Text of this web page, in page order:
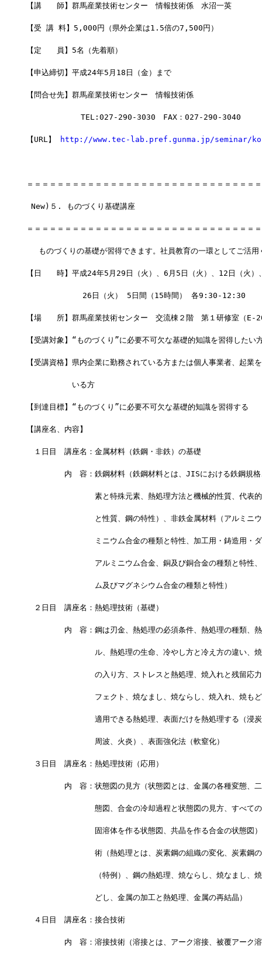
【講　　師】群馬産業技術センター　情報技術係　水沼一英
【受 講 料】5,000円（県外企業は1.5倍の7,500円）
【定　　員】5名（先着順）
【申込締切】平成24年5月18日（金）まで
【問合せ先】群馬産業技術センター　情報技術係
         　 TEL:027-290-3030　FAX：027-290-3040
【URL】 http://www.tec-lab.pref.gunma.jp/seminar/
＝＝＝＝＝＝＝＝＝＝＝＝＝＝＝＝＝＝＝＝＝＝＝＝＝＝＝＝＝＝
New)５. ものづくり基礎講座
＝＝＝＝＝＝＝＝＝＝＝＝＝＝＝＝＝＝＝＝＝＝＝＝＝＝＝＝＝＝
ものづくりの基礎が習得できます。社員教育の一環としてご活
【日　　時】平成24年5月29日（火）、6月5日（火）、12日（火）
            26日（火） 5日間（15時間） 各9:30-12:30
【場　　所】群馬産業技術センター　交流棟２階　第１研修室（E-
【受講対象】“ものづくり”に必要不可欠な基礎的知識を習得したい
【受講資格】県内企業に勤務されている方または個人事業者、起業
いる方
【到達目標】“ものづくり”に必要不可欠な基礎的知識を習得する
【講座名、内容】
１日目　講座名：金属材料（鉄鋼・非鉄）の基礎
内　容：鉄鋼材料（鉄鋼材料とは、JISにおける鉄鋼規格
素と特殊元素、熱処理方法と機械的性質、代表的
と性質、鋼の特性）、非鉄金属材料（アルミニウ
ミニウム合金の種類と特性、加工用・鋳造用・ダ
アルミニウム合金、銅及び銅合金の種類と特性、
ム及びマグネシウム合金の種類と特性）
２日目　講座名：熱処理技術（基礎）
内　容：鋼は刃金、熱処理の必須条件、熱処理の種類、熱
ル、熱処理の生命、冷やし方と冷え方の違い、焼
の入り方、ストレスと熱処理、焼入れと残留応力
フェクト、焼なまし、焼ならし、焼入れ、焼もど
適用できる熱処理、表面だけを熱処理する（浸炭
周波、火炎）、表面強化法（軟窒化）
３日目　講座名：熱処理技術（応用）
内　容：状態図の見方（状態図とは、金属の各種変態、二
態図、合金の冷却過程と状態図の見方、すべての
固溶体を作る状態図、共晶を作る合金の状態図）
術（熱処理とは、炭素鋼の組織の変化、炭素鋼の
（特例）、鋼の熱処理、焼ならし、焼なまし、焼
どし、金属の加工と熱処理、金属の再結晶）
４日目　講座名：接合技術
内　容：溶接技術（溶接とは、アーク溶接、被覆アーク溶